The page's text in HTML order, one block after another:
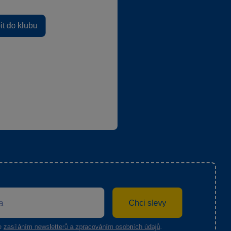
do klubu
Chci slevy
zasíláním newsletterů a zpracováním osobních údajů